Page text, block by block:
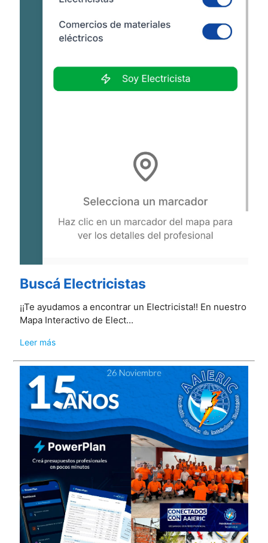
Buscá Electricistas
¡¡Te ayudamos a encontrar un Electricista!! En nuestro
Mapa Interactivo de Elect...
Leer más